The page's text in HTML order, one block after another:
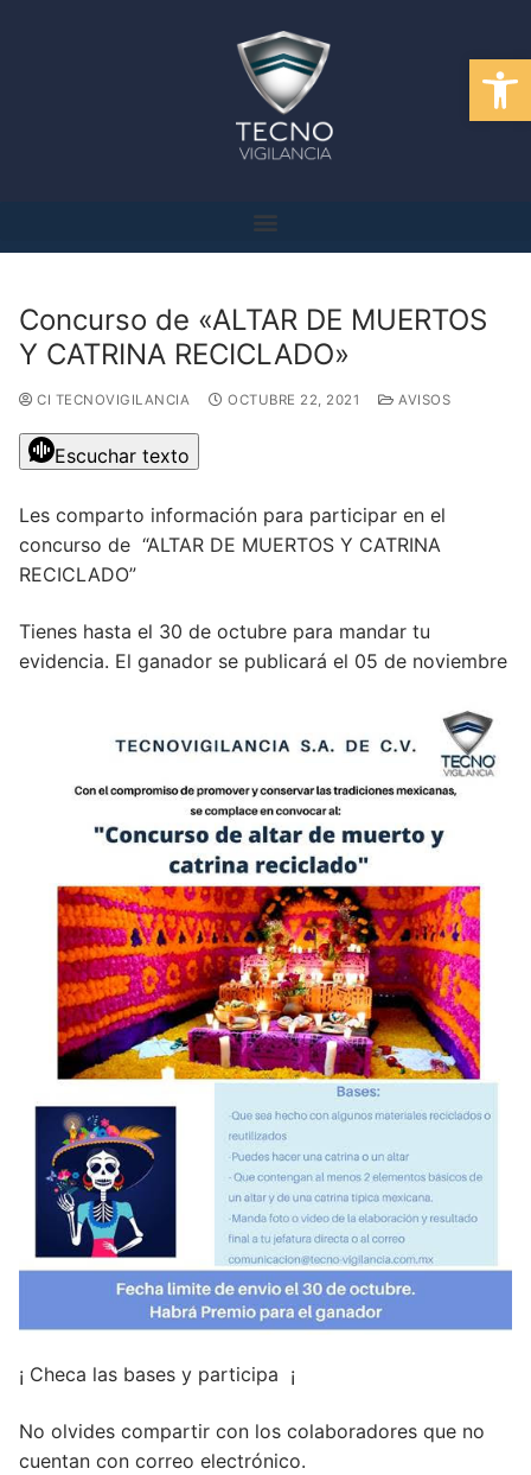
Abrir
Concurso de «ALTAR DE MUERTOS
Y CATRINA RECICLADO»
CI TECNOVIGILANCIA OCTUBRE 22, 2021 AVISOS
Escuchar texto
Les comparto información para participar en el
concurso de “ALTAR DE MUERTOS Y CATRINA
RECICLADO”
Tienes hasta el 30 de octubre para mandar tu
evidencia. El ganador se publicará el 05 de noviembre
¡ Checa las bases y participa ¡
No olvides compartir con los colaboradores que no
cuentan con correo electrónico.